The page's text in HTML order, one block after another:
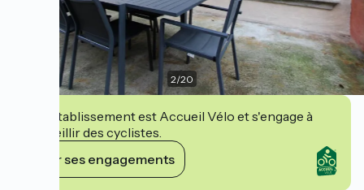
2/20
Cet établissement est Accueil Vélo et s'engage à
accueillir des cyclistes.
Voir ses engagements